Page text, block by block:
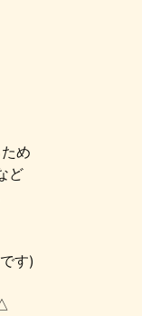
め
ど
す)